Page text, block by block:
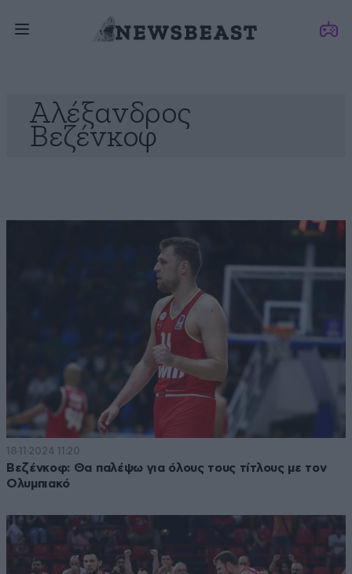
Αλέξανδρος
Βεζένκοφ
18·11·2024 11:20
Βεζένκοφ: Θα παλέψω για όλους τους τίτλους με τον
Ολυμπιακό